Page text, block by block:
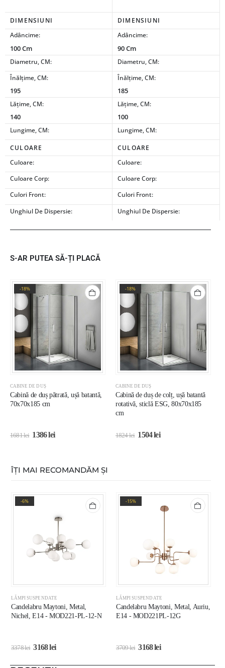
DIMENSIUNI
DIMENSIUNI
Adâncime:
100 Cm
Adâncime:
90 Cm
Diametru, CM:
Diametru, CM:
Înălțime, CM:
195
Înălțime, CM:
185
Lățime, CM:
140
Lățime, CM:
100
Lungime, CM: Lungime, CM:
CULOARE
CULOARE
Culoare:
Culoare:
Culoare Corp:
Culoare Corp:
Culori Front:
Culori Front:
Unghiul De Dispersie:
Unghiul De Dispersie:
S-AR PUTEA SĂ-ȚI PLACĂ
-18%
CABINE DE DUȘ
Cabină de duș pătrată, ușă batantă,
70x70x185 cm
1681lei 1386lei
-18%
CABINE DE DUȘ
Cabină de duș de colț, ușă batantă
rotativă, sticlă ESG, 80x70x185
cm
1824lei 1504lei
ÎȚI MAI RECOMANDĂM ȘI
-6%
LĂMPI SUSPENDATE
Candelabru Maytoni, Metal,
Nichel, E14 - MOD221-PL-12-N
3378lei 3168lei
-15%
LĂMPI SUSPENDATE
Candelabru Maytoni, Metal, Auriu,
E14 - MOD221PL-12G
3709lei 3168lei